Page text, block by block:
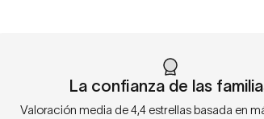
La confianza de las
Valoración media de 4,4 estrellas basada en